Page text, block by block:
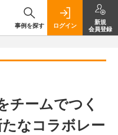
事例を探す ログイン
新規
会員登録
チームでつく
なコラボレー